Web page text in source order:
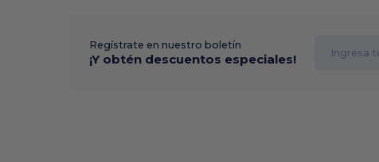
Regístrate en nuestro boletín
¡Y obtén descuentos especiales!